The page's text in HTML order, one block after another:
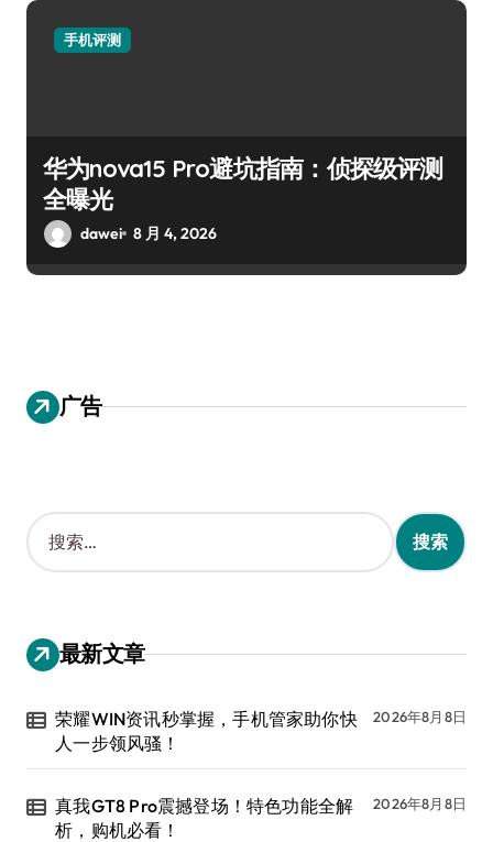
手机评测
华为nova15 Pro避坑指南：侦探级评测
全曝光
dawei 8 月 4, 2026
广告
搜
索
：
最新文章
荣耀WIN资讯秒掌握，手机管家助你快
人一步领风骚！
2026年8月8日
真我GT8 Pro震撼登场！特色功能全解
析，购机必看！
2026年8月8日